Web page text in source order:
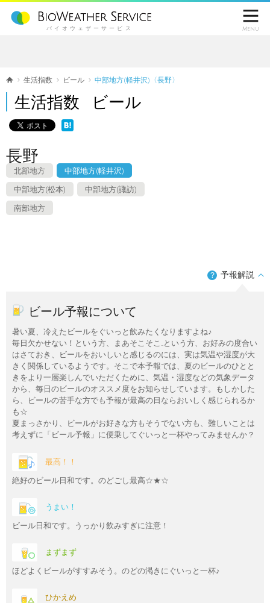
バイオウェザーサービス

Menu
生活指数 ビール 中部地方(軽井沢)〈長野〉
生活指数 ビール
長野
北部地方 中部地方(軽井沢)
中部地方(松本) 中部地方(諏訪)
南部地方
？ 予報解説
ビール予報について
暑い夏、冷えたビールをぐいっと飲みたくなりますよね♪
毎日欠かせない！という方、まあそこそこ…という方、お好みの度合い
はさておき、ビールをおいしいと感じるのには、実は気温や湿度が大
きく関係しているようです。そこで本予報では、夏のビールのひとと
きをより一層楽しんでいただくために、気温・湿度などの気象データ
から、毎日のビールのオススメ度をお知らせしています。もしかした
ら、ビールの苦手な方でも予報が最高の日ならおいしく感じられるか
も☆
夏まっさかり、ビールがお好きな方もそうでない方も、難しいことは
考えずに「ビール予報」に便乗してぐいっと一杯やってみませんか？
最高！！
絶好のビール日和です。のどごし最高☆★☆
うまい！
ビール日和です。うっかり飲みすぎに注意！
まずまず
ほどよくビールがすすみそう。のどの渇きにぐいっと一杯♪
ひかえめ